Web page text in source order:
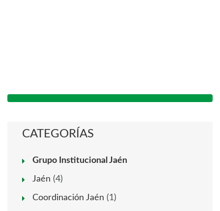
CATEGORÍAS
Grupo Institucional Jaén
Jaén (4)
Coordinación Jaén (1)